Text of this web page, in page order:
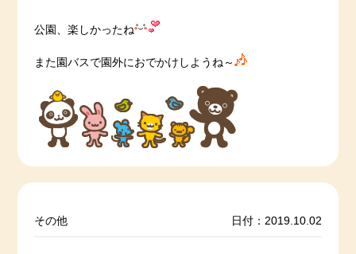
公園、楽しかったね
また園バスで園外におでかけしようね～
その他 日付：2019.10.02